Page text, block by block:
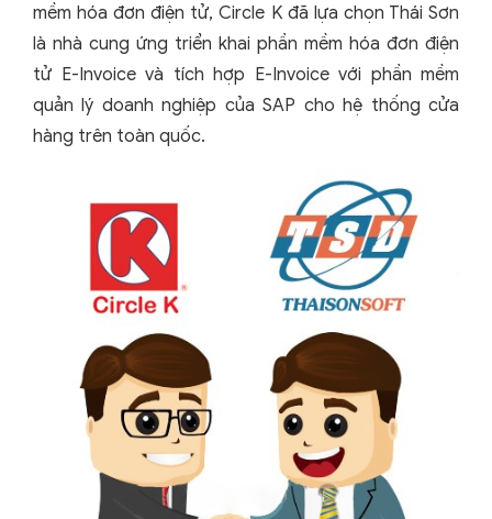
mềm hóa đơn điện tử, Circle K đã lựa chọn Thái Sơn
là nhà cung ứng triển khai phần mềm hóa đơn điện
tử E-Invoice và tích hợp E-Invoice với phần mềm
quản lý doanh nghiệp của SAP cho hệ thống cửa
hàng trên toàn quốc.